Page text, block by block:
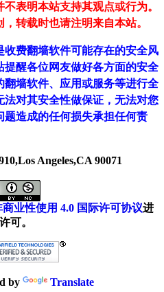
表明本站支持其观点或行为。
转载时也请注明来自本站。
费翻墙软件可能存在的安全风
提醒各位网友做好各方面的安全
翻墙软件、应用或服务等进行全
对其安全性做保证，无法对您
题造成的任何损失承担任何责
Angeles,CA 90071
业性使用 4.0 国际许可协议进
可。
by Translate